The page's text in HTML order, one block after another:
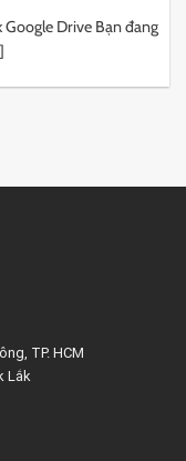
Drive Bạn đang
TP. HCM
Lắk